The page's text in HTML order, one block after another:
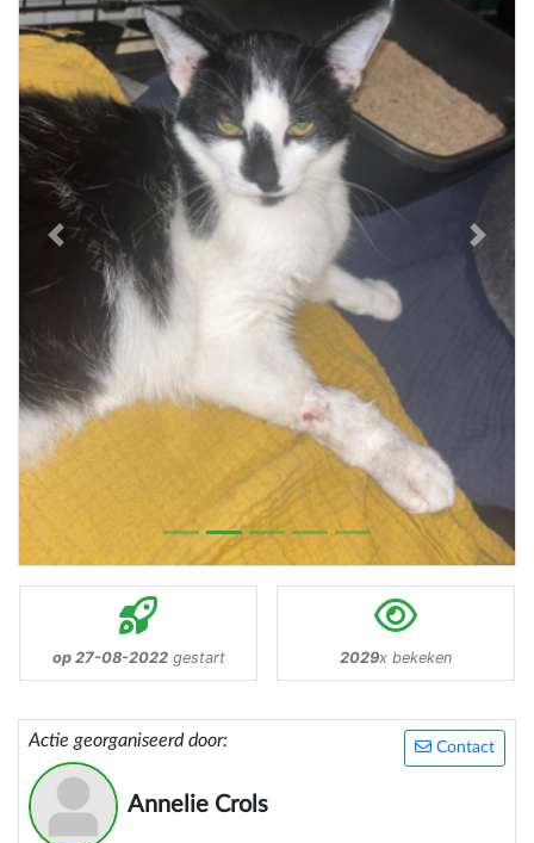
Previous Next
op 27-08-2022gestart 2029x bekeken
Contact
Actie georganiseerd door:
Annelie Crols